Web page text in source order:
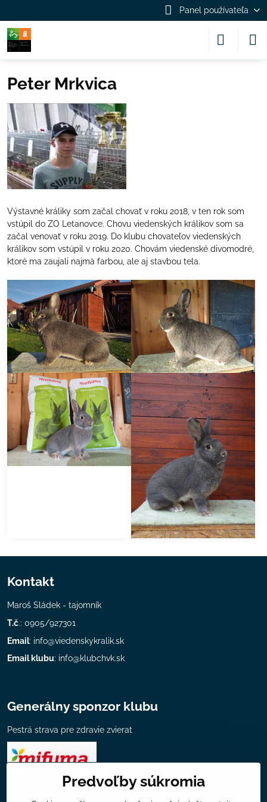
Panel používateľa
Peter Mrkvica
Výstavné králiky som začal chovať v roku 2018, v ten rok som
vstúpil do ZO Letanovce. Chovu viedenských králikov som sa
začal venovať v roku 2019. Do klubu chovateľov viedenských
králikov som vstúpil v roku 2020. Chovám viedenské divomodré,
ktoré ma zaujali najmä farbou, ale aj stavbou tela.
Kontakt
Maroš Sládek - tajomník
T.č.: 0905/927301
Email: info@viedenskykralik.sk
Email klubu: info@klubchvk.sk
Generálny sponzor klubu
Pestrá strava pre zdravie zvierat
Predvoľby súkromia